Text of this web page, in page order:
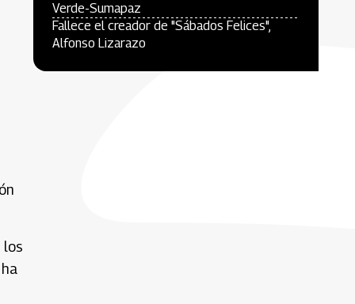
los
Verde-Sumapaz
Fallece el creador de "Sábados Felices",
Alfonso Lizarazo